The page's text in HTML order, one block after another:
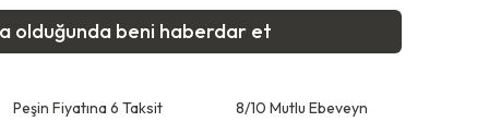
olduğunda beni haberdar et
Peşin Fiyatına 6 Taksit 8/10 Mutlu Ebeveyn